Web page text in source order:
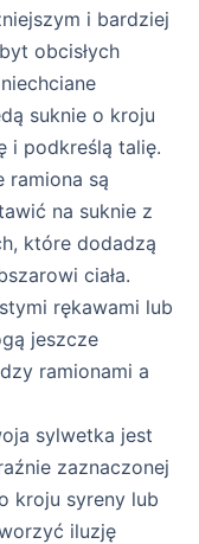
i bardziej
obcisłych
suknie o kroju
i podkreślą talię.
ramiona są
na suknie z
które dodadzą
ciała.
rękawami lub
jeszcze
ramionami a
sylwetka jest
zaznaczonej
kroju syreny lub
iluzję